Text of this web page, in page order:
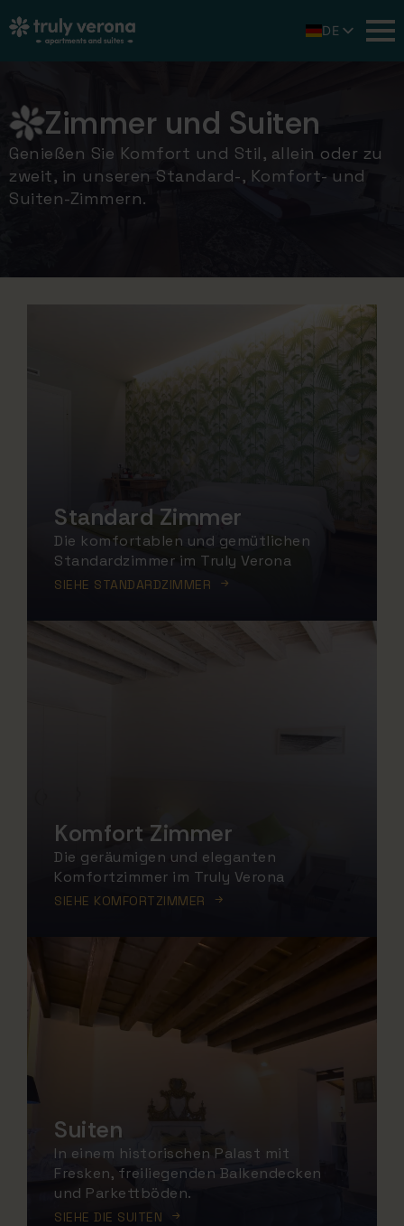
DE
Zimmer und Suiten
Genießen Sie Komfort und Stil, allein oder zu
zweit, in unseren Standard-, Komfort- und
Suiten-Zimmern.
Standard Zimmer
Die komfortablen und gemütlichen
Standardzimmer im Truly Verona
SIEHE STANDARDZIMMER
Komfort Zimmer
Die geräumigen und eleganten
Komfortzimmer im Truly Verona
SIEHE KOMFORTZIMMER
Suiten
In einem historischen Palast mit
Fresken, freiliegenden Balkendecken
und Parkettböden.
SIEHE DIE SUITEN